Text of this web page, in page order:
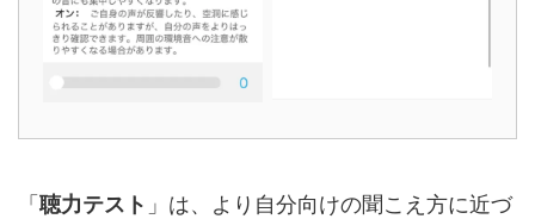
「 聴力テスト 」は、より自分向けの聞こえ方に近づ